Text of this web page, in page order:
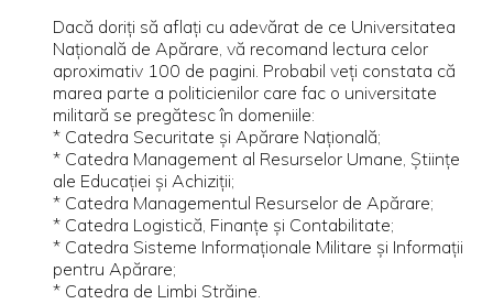
Dacă doriţi să aflaţi cu adevărat de ce Universitatea
Naţională de Apărare, vă recomand lectura celor
aproximativ 100 de pagini. Probabil veţi constata că
marea parte a politicienilor care fac o universitate
militară se pregătesc în domeniile:
* Catedra Securitate şi Apărare Naţională;
* Catedra Management al Resurselor Umane, Ştiinţe
ale Educaţiei şi Achiziţii;
* Catedra Managementul Resurselor de Apărare;
* Catedra Logistică, Finanţe şi Contabilitate;
* Catedra Sisteme Informaţionale Militare şi Informaţii
pentru Apărare;
* Catedra de Limbi Străine.